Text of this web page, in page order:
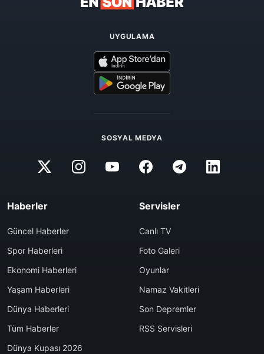
UYGULAMA
SOSYAL MEDYA
Haberler
Güncel Haberler
Spor Haberleri
Ekonomi Haberleri
Yaşam Haberleri
Dünya Haberleri
Tüm Haberler
Dünya Kupası 2026
Servisler
Canlı TV
Foto Galeri
Oyunlar
Namaz Vakitleri
Son Depremler
RSS Servisleri